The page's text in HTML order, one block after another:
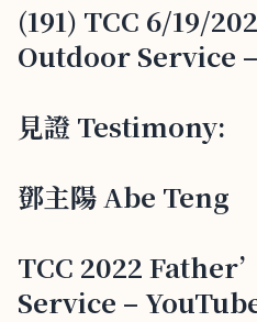
(191) TCC 6/19/
Outdoor Service
見證 Testimony:
鄧主陽 Abe Teng
TCC 2022
Service –